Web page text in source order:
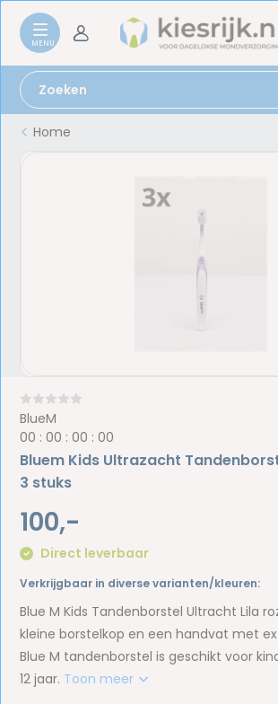
Home
BlueM
00 :00 :00 :00
Bluem Kids Ultrazacht
3 stuks
100,-
Direct leverbaar
Verkrijgbaar in diverse varianten/kleuren:
Blue M Kids Tandenborstel Ultracht Lila
kleine borstelkop en een handvat met
Blue M tandenborstel is geschikt voor
12 jaar. Toon meer